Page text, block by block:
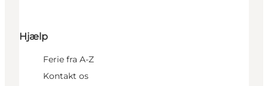
Hjælp
Ferie fra A-Z
Kontakt os